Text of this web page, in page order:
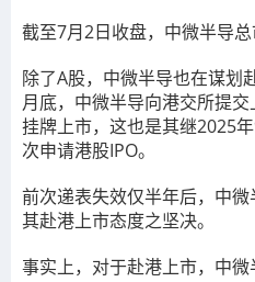
截至7月2日收盘，中微半导总
除了A股，中微半导也在谋划
月底，中微半导向港交所提
挂牌上市，这也是其继2025
次申请港股IPO。
前次递表失效仅半年后，中
其赴港上市态度之坚决。
事实上，对于赴港上市，中